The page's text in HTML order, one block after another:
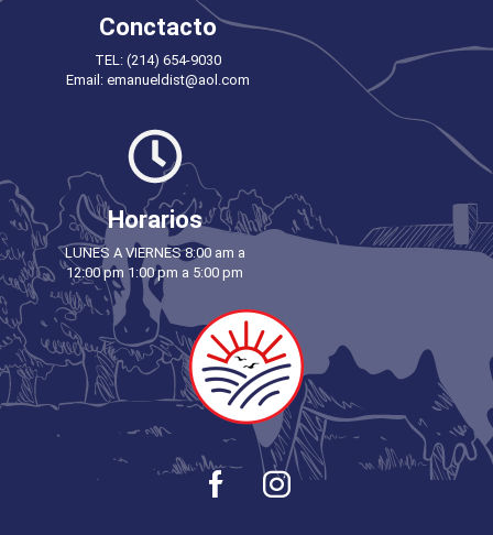
Conctacto
TEL: (214) 654-9030
Email: emanueldist@aol.com
Horarios
LUNES A VIERNES 8:00 am a
12:00 pm 1:00 pm a 5:00 pm